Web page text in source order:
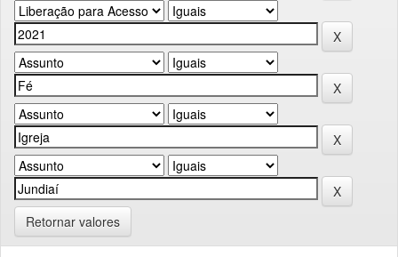
Retornar valores